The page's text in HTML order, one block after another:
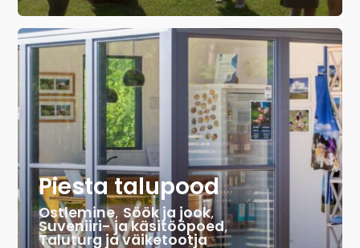
Piesta talupood
Ostlemine,Söök ja jook,
Suveniiri- ja käsitööpoed,
Taluturg ja väiketootja